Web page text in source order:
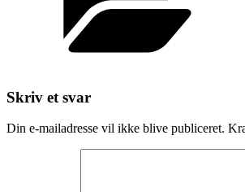
Skriv et svar
Din e-mailadresse vil ikke blive publiceret.